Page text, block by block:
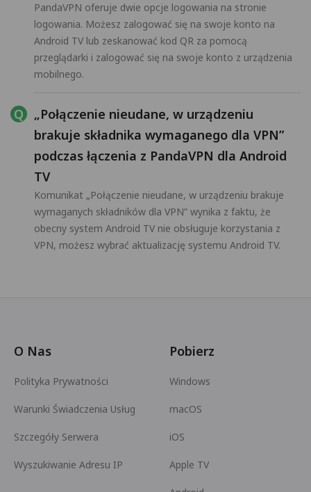
PandaVPN oferuje dwie opcje logowania na stronie
logowania. Możesz zalogować się na swoje konto na
Android TV lub zeskanować kod QR za pomocą
przeglądarki i zalogować się na swoje konto z urządzenia
mobilnego.
„Połączenie nieudane, w urządzeniu
brakuje składnika wymaganego dla VPN”
podczas łączenia z PandaVPN dla Android
TV
Komunikat „Połączenie nieudane, w urządzeniu brakuje
wymaganych składników dla VPN” wynika z faktu, że
obecny system Android TV nie obsługuje korzystania z
VPN, możesz wybrać aktualizację systemu Android TV.
O Nas
Polityka Prywatności
Warunki Świadczenia Usług
Szczegóły Serwera
Wyszukiwanie Adresu IP
Pobierz
Windows
macOS
iOS
Apple TV